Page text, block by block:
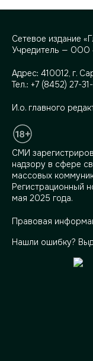
Сетевое издание
Учредитель — ООО
Адрес: 410012, г.
Тел.: +7 (8452) 27-
И.о. главного
СМИ
надзору в сфере
массовых
Регистрационный
мая 2025 года.
Правовая
Нашли ошибку?